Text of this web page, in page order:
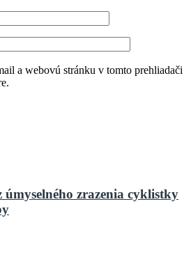
a webovú stránku v tomto prehliadači
úmyselného zrazenia cyklistky